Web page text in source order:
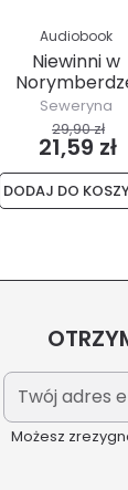
Audiobook
Niewinni w
Seweryna
Szmaglewska
29,90 zł
21,59 zł
DODAJ DO
Możesz